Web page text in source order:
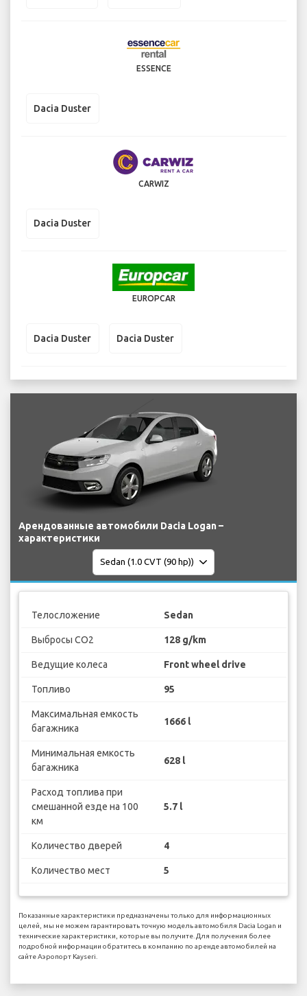
ESSENCE
Dacia Duster
CARWIZ
Dacia Duster
EUROPCAR
Dacia Duster Dacia Duster
Арендованные автомобили Dacia Logan –
характеристики
Телосложение Sedan
Выбросы CO2 128 g/km
Ведущие колеса Front wheel drive
Топливо 95
Максимальная емкость
багажника
1666 l
Минимальная емкость
багажника
628 l
Расход топлива при
смешанной езде на 100
км
5.7 l
Количество дверей 4
Количество мест 5
Показанные характеристики предназначены только для информационных
целей, мы не можем гарантировать точную модель автомобиля Dacia Logan и
технические характеристики, которые вы получите. Для получения более
подробной информации обратитесь в компанию по аренде автомобилей на
сайте Аэропорт Kayseri.